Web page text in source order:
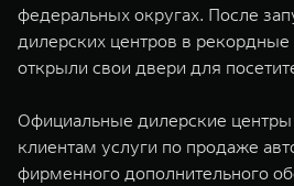
федеральных округах. После
дилерских центров в
открыли свои двери для
Официальные дилерские центры
клиентам услуги по продаже
фирменного дополнительного